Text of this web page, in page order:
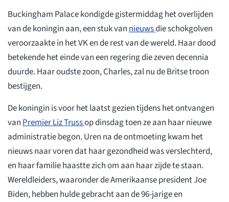
Buckingham Palace kondigde gistermiddag het overlijden
van de koningin aan, een stuk vannieuwsdie schokgolven
veroorzaakte in het VK en de rest van de wereld. Haar dood
betekende het einde van een regering die zeven decennia
duurde. Haar oudste zoon, Charles, zal nu de Britse troon
bestijgen.
De koningin is voor het laatst gezien tijdens het ontvangen
vanPremier Liz Trussop dinsdag toen ze aan haar nieuwe
administratie begon. Uren na de ontmoeting kwam het
nieuws naar voren dat haar gezondheid was verslechterd,
en haar familie haastte zich om aan haar zijde te staan.
Wereldleiders, waaronder de Amerikaanse president Joe
Biden, hebben hulde gebracht aan de 96-jarige en